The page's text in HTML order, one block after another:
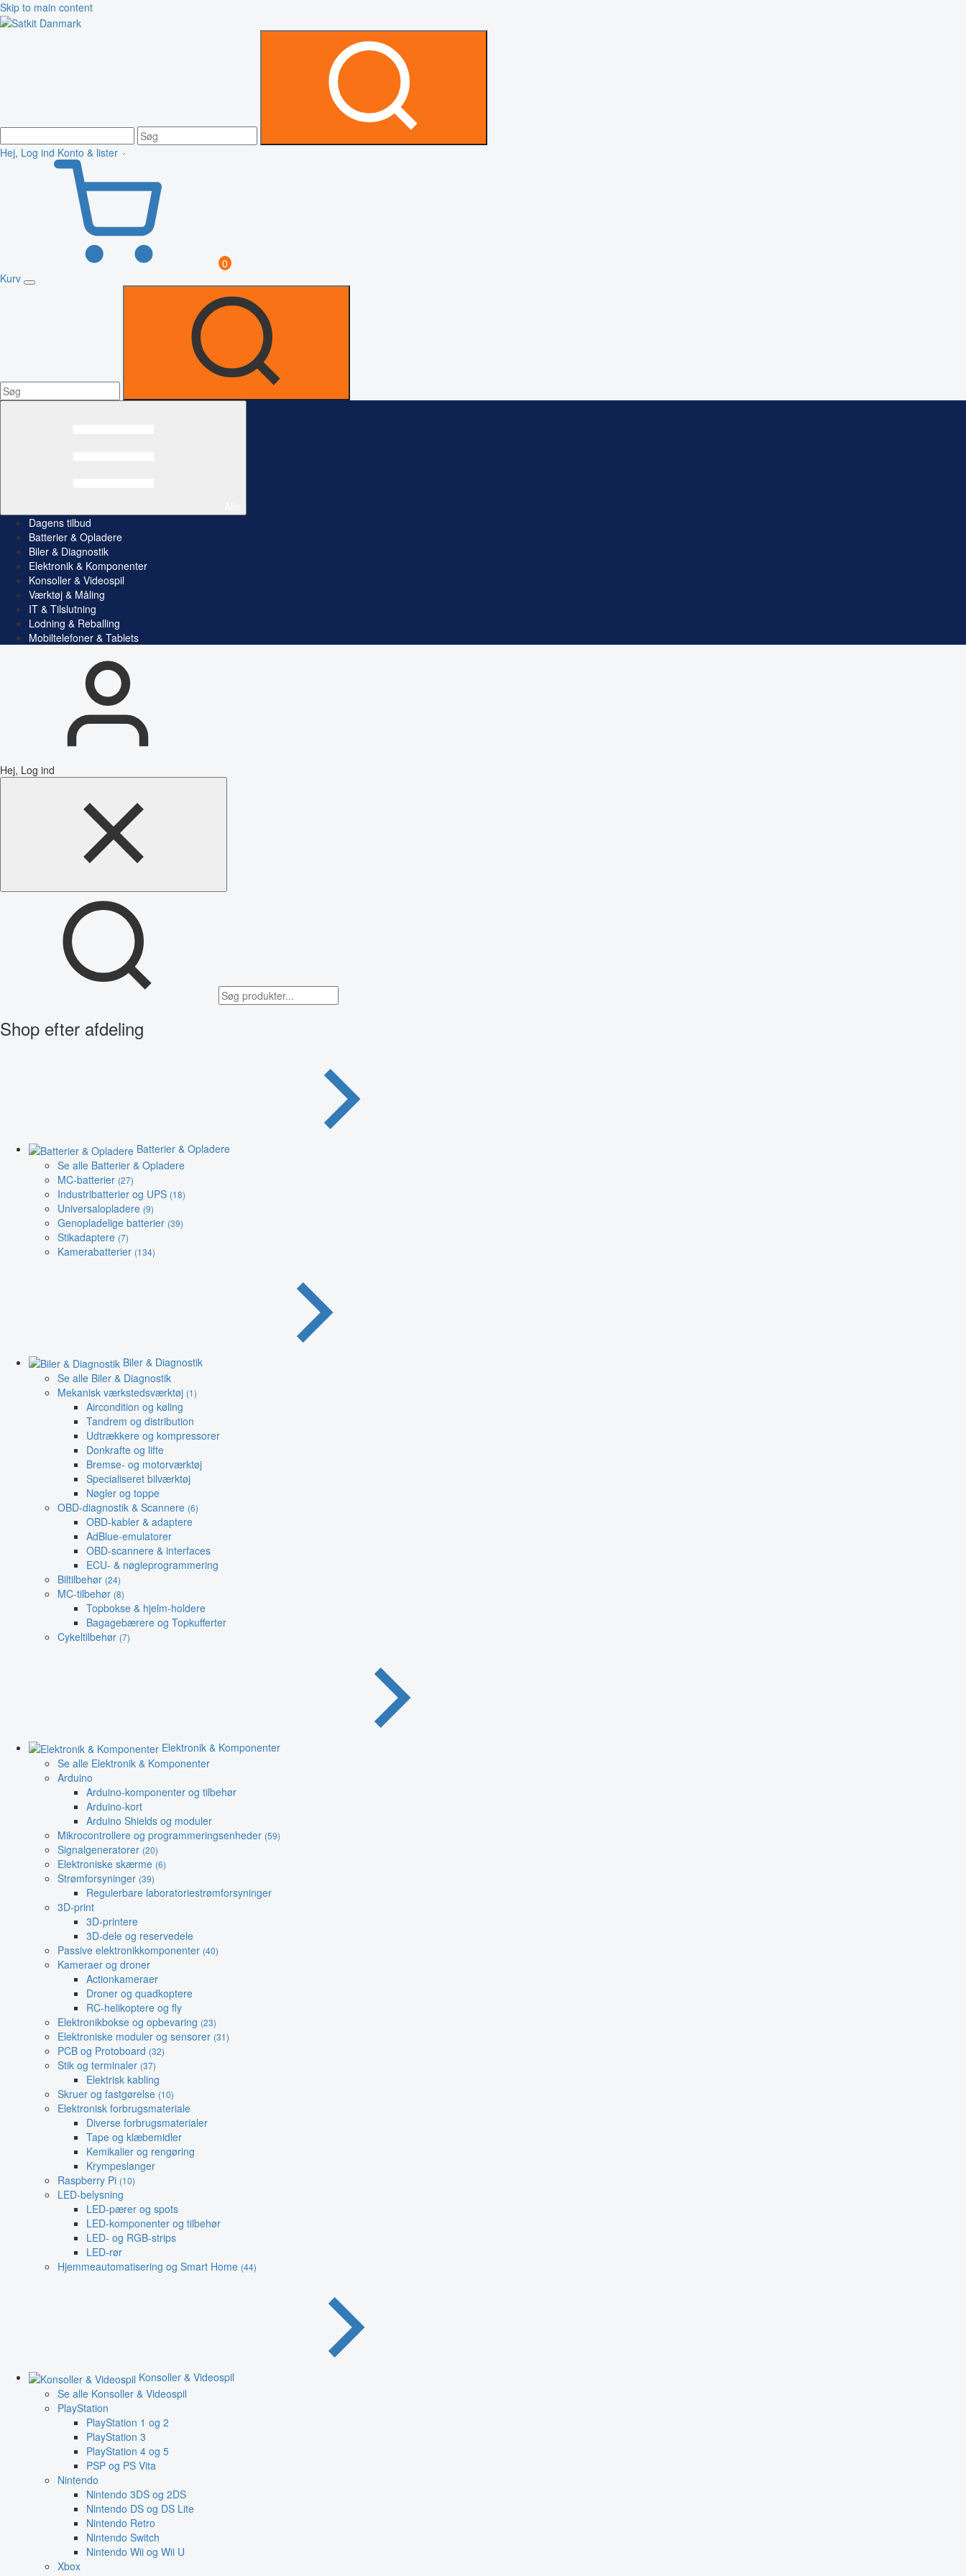
Skip to main content
Hej, Log ind Konto & lister
0
Kurv
Dagens tilbud
Batterier & Opladere
Biler & Diagnostik
Elektronik & Komponenter
Konsoller & Videospil
Værktøj & Måling
IT & Tilslutning
Lodning & Reballing
Mobiltelefoner & Tablets
Hej, Log ind
Shop efter afdeling
Batterier & Opladere
Se alle Batterier & Opladere
MC-batterier (27)
Industribatterier og UPS (18)
Universalopladere (9)
Genopladelige batterier (39)
Stikadaptere (7)
Kamerabatterier (134)
Biler & Diagnostik
Se alle Biler & Diagnostik
Mekanisk værkstedsværktøj (1)
Aircondition og køling
Tandrem og distribution
Udtrækkere og kompressorer
Donkrafte og lifte
Bremse- og motorværktøj
Specialiseret bilværktøj
Nøgler og toppe
OBD-diagnostik & Scannere (6)
OBD-kabler & adaptere
AdBlue-emulatorer
OBD-scannere & interfaces
ECU- & nøgleprogrammering
Biltilbehør (24)
MC-tilbehør (8)
Topbokse & hjelm-holdere
Bagagebærere og Topkufferter
Cykeltilbehør (7)
Elektronik & Komponenter
Se alle Elektronik & Komponenter
Arduino
Arduino-komponenter og tilbehør
Arduino-kort
Arduino Shields og moduler
Mikrocontrollere og programmeringsenheder (59)
Signalgeneratorer (20)
Elektroniske skærme (6)
Strømforsyninger (39)
Regulerbare laboratoriestrømforsyninger
3D-print
3D-printere
3D-dele og reservedele
Passive elektronikkomponenter (40)
Kameraer og droner
Actionkameraer
Droner og quadkoptere
RC-helikoptere og fly
Elektronikbokse og opbevaring (23)
Elektroniske moduler og sensorer (31)
PCB og Protoboard (32)
Stik og terminaler (37)
Elektrisk kabling
Skruer og fastgørelse (10)
Elektronisk forbrugsmateriale
Diverse forbrugsmaterialer
Tape og klæbemidler
Kemikalier og rengøring
Krympeslanger
Raspberry Pi (10)
LED-belysning
LED-pærer og spots
LED-komponenter og tilbehør
LED- og RGB-strips
LED-rør
Hjemmeautomatisering og Smart Home (44)
Konsoller & Videospil
Se alle Konsoller & Videospil
PlayStation
PlayStation 1 og 2
PlayStation 3
PlayStation 4 og 5
PSP og PS Vita
Nintendo
Nintendo 3DS og 2DS
Nintendo DS og DS Lite
Nintendo Retro
Nintendo Switch
Nintendo Wii og Wii U
Xbox